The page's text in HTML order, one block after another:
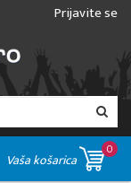
Prijavite se
Vaša košarica
0